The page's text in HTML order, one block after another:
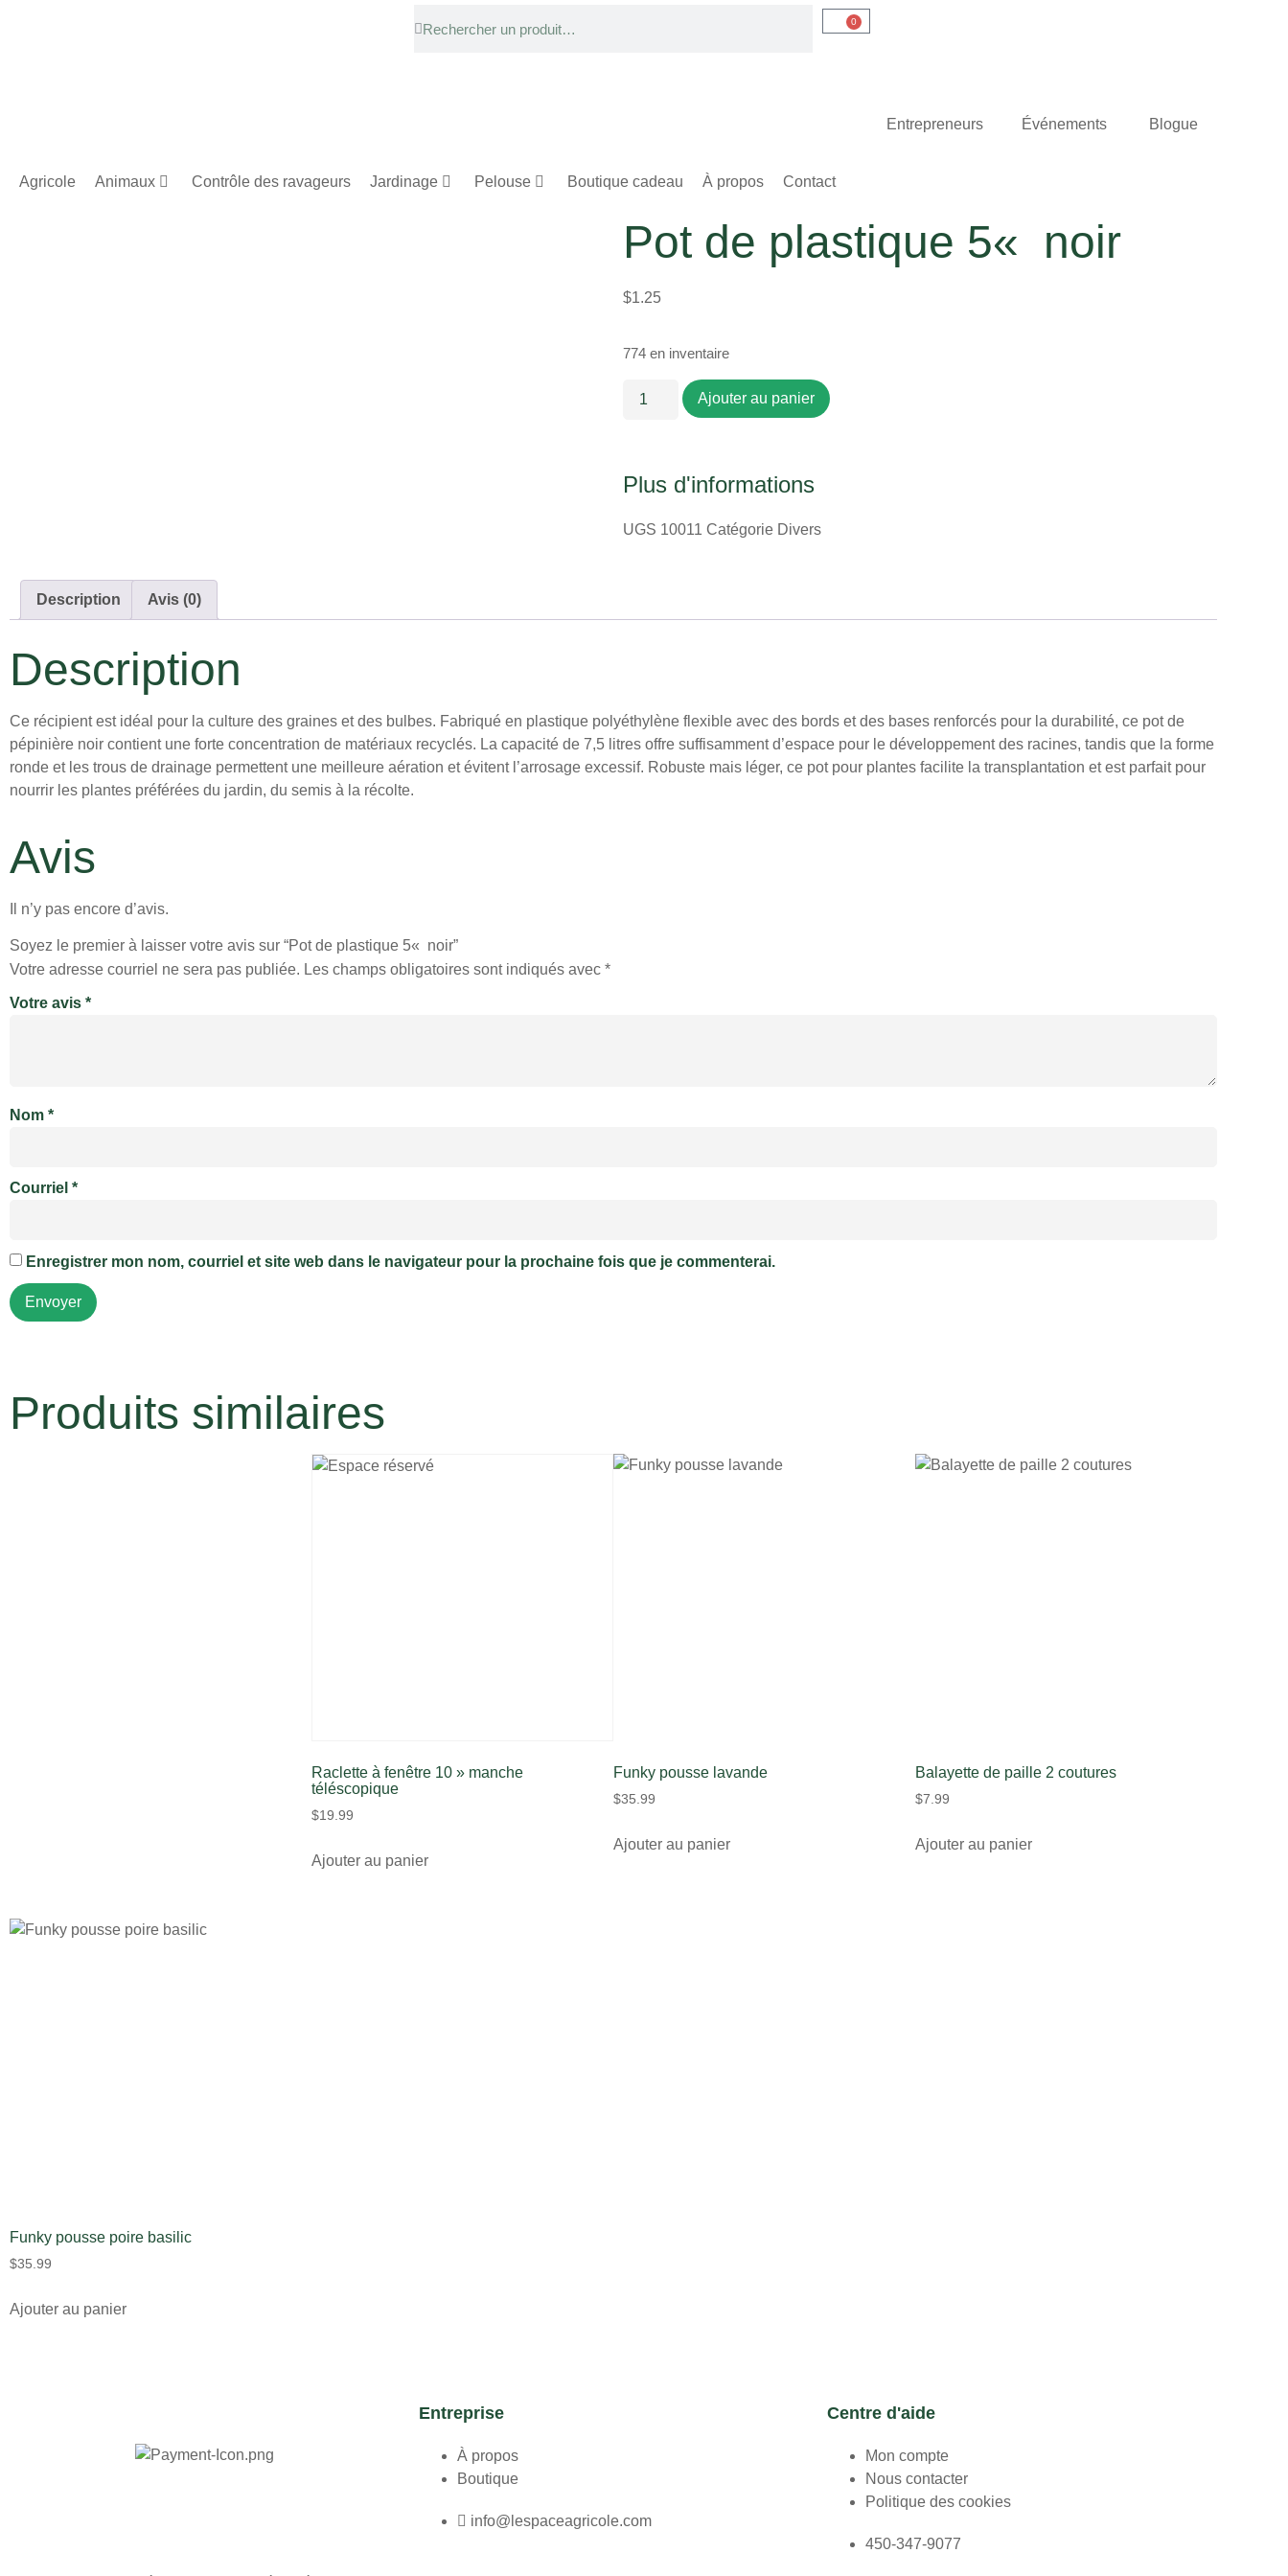
0
Entrepreneurs Événements Blogue
Agricole Animaux Contrôle des ravageurs Jardinage Pelouse Boutique cadeau À propos Contact
Pot de plastique 5« noir
$1.25
774 en inventaire
Ajouter au panier
Plus d'informations
UGS 10011 Catégorie Divers
Description Avis (0)
Description
Ce récipient est idéal pour la culture des graines et des bulbes. Fabriqué en plastique polyéthylène flexible avec des bords et des bases renforcés pour la durabilité, ce pot de
pépinière noir contient une forte concentration de matériaux recyclés. La capacité de 7,5 litres offre suffisamment d’espace pour le développement des racines, tandis que la forme
ronde et les trous de drainage permettent une meilleure aération et évitent l’arrosage excessif. Robuste mais léger, ce pot pour plantes facilite la transplantation et est parfait pour
nourrir les plantes préférées du jardin, du semis à la récolte.
Avis
Il n’y pas encore d’avis.
Soyez le premier à laisser votre avis sur “Pot de plastique 5« noir”
Votre adresse courriel ne sera pas publiée. Les champs obligatoires sont indiqués avec *
Votre avis *
Nom *
Courriel *
Enregistrer mon nom, courriel et site web dans le navigateur pour la prochaine fois que je commenterai.
Produits similaires
Raclette à fenêtre 10 » manche
téléscopique
$19.99
Ajouter au panier
Funky pousse lavande
$35.99
Ajouter au panier
Balayette de paille 2 coutures
$7.99
Ajouter au panier
Funky pousse poire basilic
$35.99
Ajouter au panier
Entreprise
À propos
Boutique
info@lespaceagricole.com
Centre d'aide
Mon compte
Nous contacter
Politique des cookies
450-347-9077